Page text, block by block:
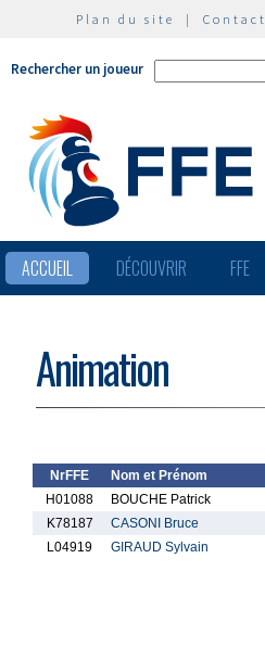
Plan du site | Contact
Rechercher un joueur
ACCUEIL DÉCOUVRIR FFE
Animation
NrFFE Nom et Prénom
H01088
BOUCHE Patrick
K78187
CASONI Bruce
L04919
GIRAUD Sylvain